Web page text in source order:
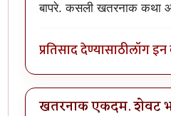
बापरे. कसली खतरनाक कथा
प्रतिसाद देण्यासाठीलॉग इन
खतरनाक एकदम. शेवट